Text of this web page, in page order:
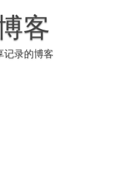
客
记录的博客